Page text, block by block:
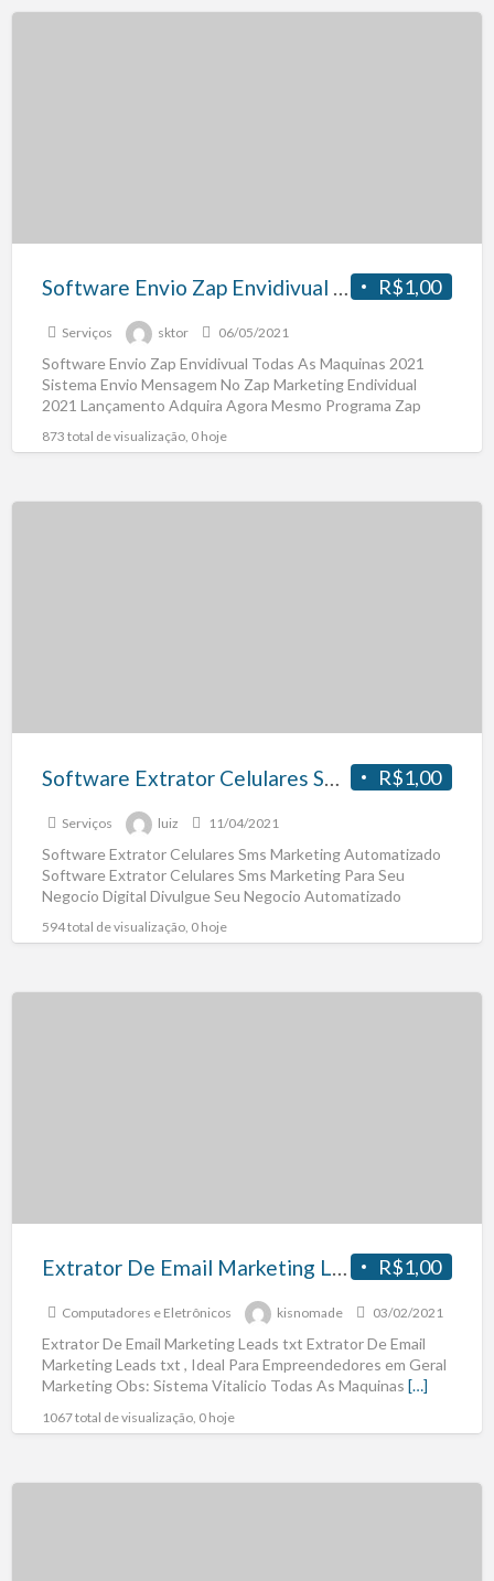
R$1,00
Software Envio Zap Envidivual Todas As Maquinas 2021
Serviços sktor 06/05/2021
Software Envio Zap Envidivual Todas As Maquinas 2021
Sistema Envio Mensagem No Zap Marketing Endividual
2021 Lançamento Adquira Agora Mesmo Programa Zap
873 total de visualização, 0 hoje
R$1,00
Serviços luiz 11/04/2021
Software Extrator Celulares Sms Marketing Automatizado
Software Extrator Celulares Sms Marketing Para Seu
Negocio Digital Divulgue Seu Negocio Automatizado
594 total de visualização, 0 hoje
R$1,00
Extrator De Email Marketing Leads txt
Computadores e Eletrônicos kisnomade 03/02/2021
Extrator De Email Marketing Leads txt Extrator De Email
Marketing Leads txt , Ideal Para Empreendedores em Geral
Marketing Obs: Sistema Vitalicio Todas As Maquinas […]
1067 total de visualização, 0 hoje